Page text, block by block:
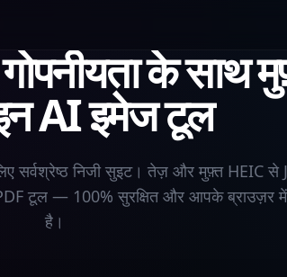
के साथ
AI इमेज टूल
सर्वश्रेष्ठ निजी सुइट। तेज़ और मुफ़्त HEIC से
टूल — 100% सुरक्षित और आपके ब्राउज़र में
है।